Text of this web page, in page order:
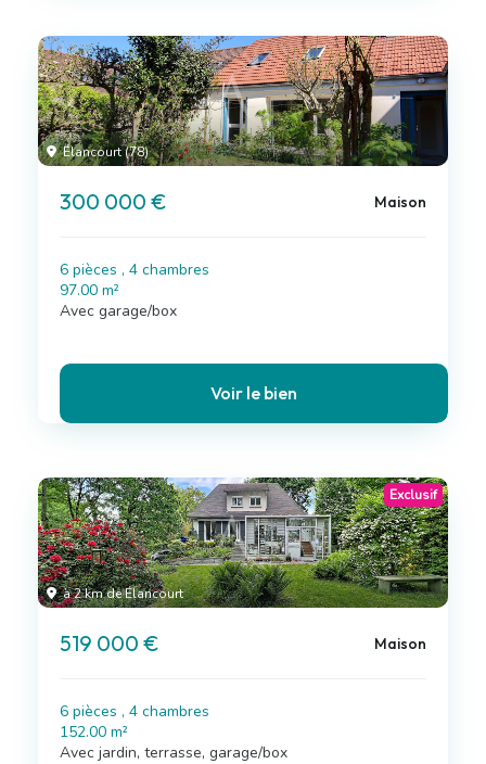
Élancourt (78)
300 000 € Maison
6 pièces , 4 chambres
97.00 m²
Avec garage/box
Voir le bien
à 2 km de Élancourt
Exclusif
519 000 € Maison
6 pièces , 4 chambres
152.00 m²
Avec jardin, terrasse, garage/box